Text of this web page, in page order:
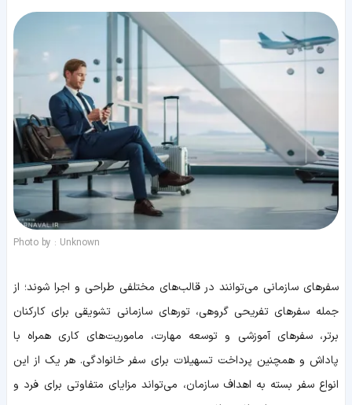
Photo by : Unknown
سفرهای سازمانی می‌توانند در قالب‌های مختلفی طراحی و اجرا شوند؛ از
جمله سفرهای تفریحی گروهی، تورهای سازمانی تشویقی برای کارکنان
برتر، سفرهای آموزشی و توسعه مهارت، ماموریت‌های کاری همراه با
پاداش و همچنین پرداخت تسهیلات برای سفر خانوادگی. هر یک از این
انواع سفر بسته به اهداف سازمان، می‌تواند مزایای متفاوتی برای فرد و